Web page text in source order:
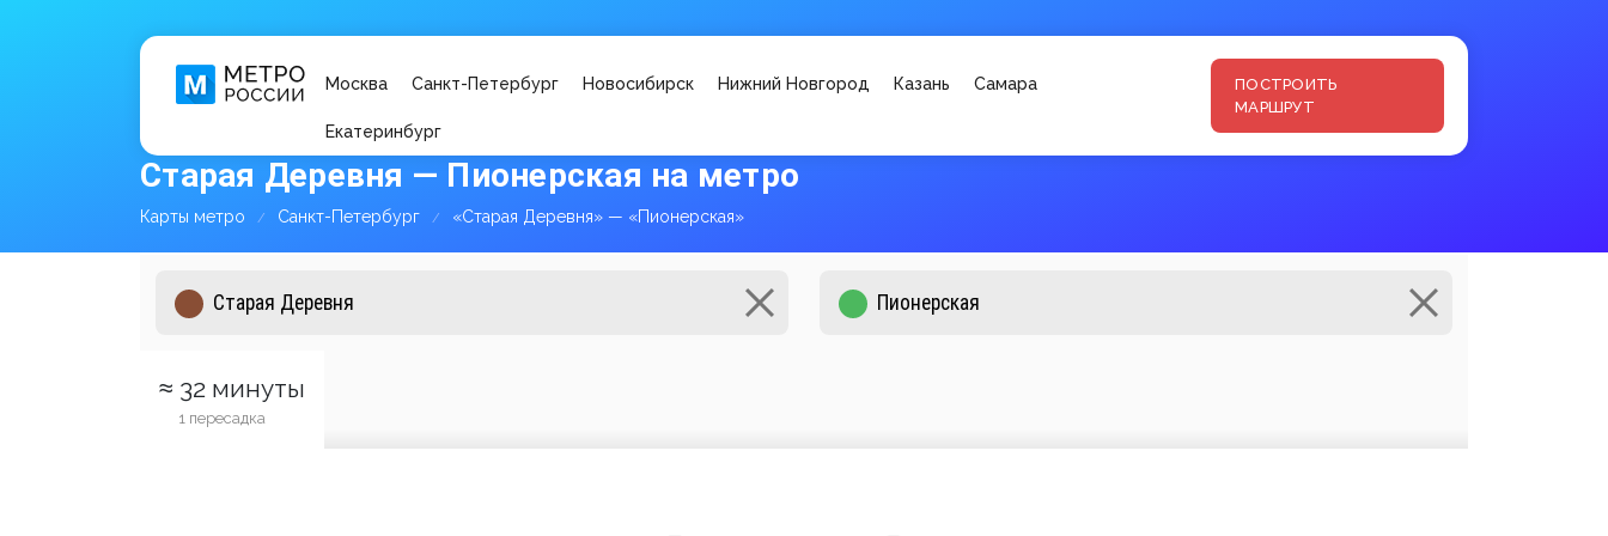
Москва Санкт-Петербург Новосибирск Нижний Новгород Казань Самара
Екатеринбург
ПОСТРОИТЬ
МАРШРУТ
Старая Деревня — Пионерская на метро
Карты метро Санкт-Петербург «Старая Деревня» — «Пионерская»
≈ 32 минуты
1 пересадка